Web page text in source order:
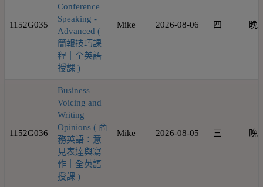
1152G035
Conference
Speaking -
Advanced (
簡報技巧課
程｜全英語
授課 )
Mike 2026-08-06 四 晚
1152G036
Business
Voicing and
Writing
Opinions ( 商
務英語：意
見表達與寫
作｜全英語
授課 )
Mike 2026-08-05 三 晚